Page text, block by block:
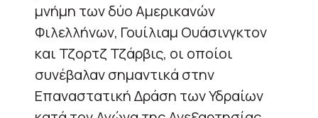
μνήμη των δύο Αμερικανών
Φιλελλήνων, Γουίλιαμ Ουάσινγκτον
και Τζορτζ Τζάρβις, οι οποίοι
συνέβαλαν σημαντικά στην
Επαναστατική Δράση των Υδραίων